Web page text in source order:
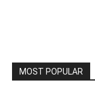
MOST POPULAR